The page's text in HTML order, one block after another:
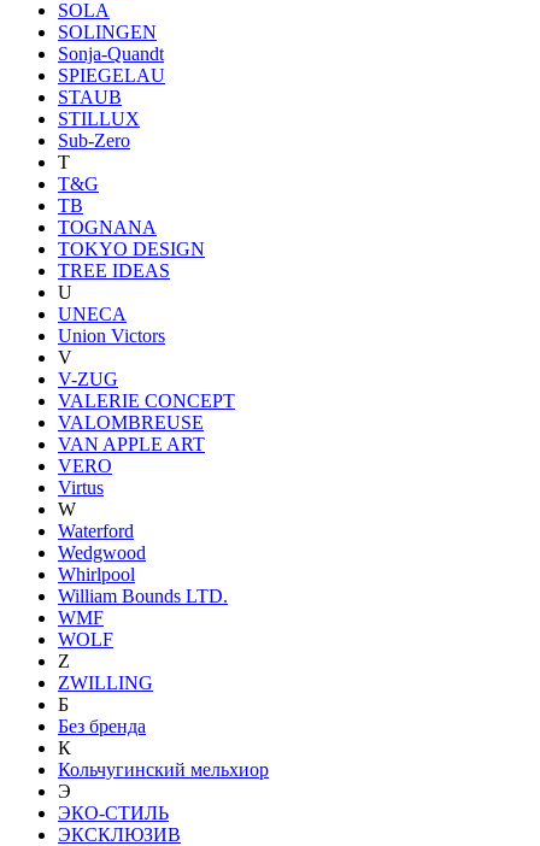
SOLA
SOLINGEN
Sonja-Quandt
SPIEGELAU
STAUB
STILLUX
Sub-Zero
T
T&G
TB
TOGNANA
TOKYO DESIGN
TREE IDEAS
U
UNECA
Union Victors
V
V-ZUG
VALERIE CONCEPT
VALOMBREUSE
VAN APPLE ART
VERO
Virtus
W
Waterford
Wedgwood
Whirlpool
William Bounds LTD.
WMF
WOLF
Z
ZWILLING
Б
Без бренда
К
Кольчугинский мельхиор
Э
ЭКО-СТИЛЬ
ЭКСКЛЮЗИВ